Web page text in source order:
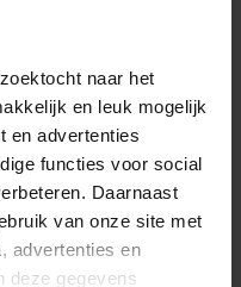
naar het
en leuk mogelijk
en advertenties
functies voor social
Daarnaast
van onze site met
advertenties en
deze gegevens
de solar charging-
batterijduur.
Stamina, waarmee
gaan voordat je energie
je van een helder
navigatie. Dankzij de